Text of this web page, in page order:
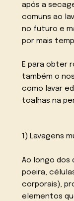
após a
comuns ao
no futuro e
por mais
E para obter
também o
como lavar
toalhas na
1) Lavagens
Ao longo dos
poeira,
corporais),
elementos